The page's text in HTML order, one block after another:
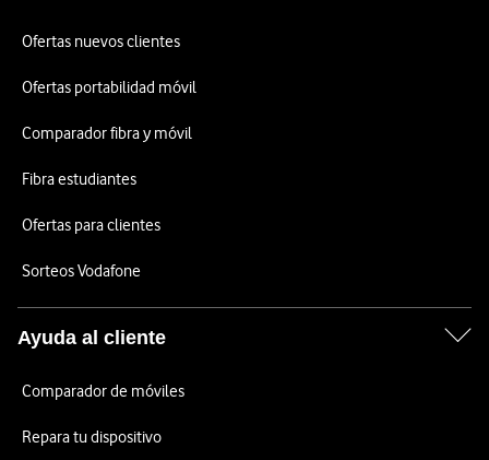
Ofertas nuevos clientes
Ofertas portabilidad móvil
Comparador fibra y móvil
Fibra estudiantes
Ofertas para clientes
Sorteos Vodafone
Ayuda al cliente
Comparador de móviles
Repara tu dispositivo